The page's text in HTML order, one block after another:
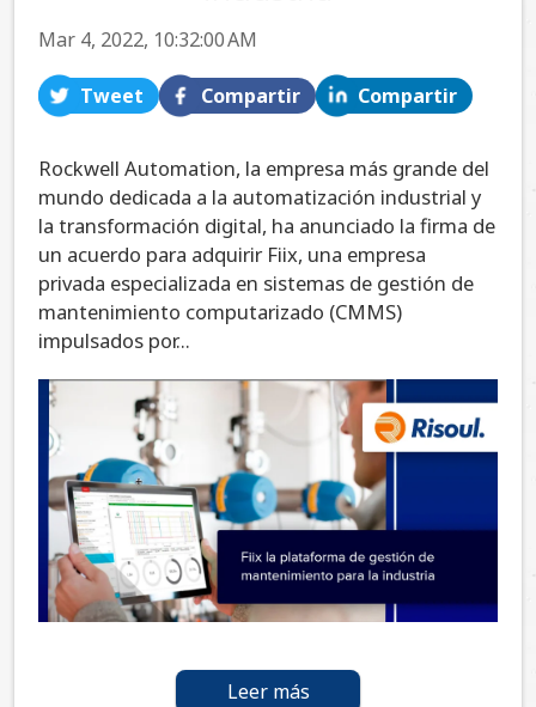
Mar 4, 2022, 10:32:00 AM
Tweet Compartir Compartir
Rockwell Automation, la empresa más grande del
mundo dedicada a la automatización industrial y
la transformación digital, ha anunciado la firma de
un acuerdo para adquirir Fiix, una empresa
privada especializada en sistemas de gestión de
mantenimiento computarizado (CMMS)
impulsados por...
Leer más